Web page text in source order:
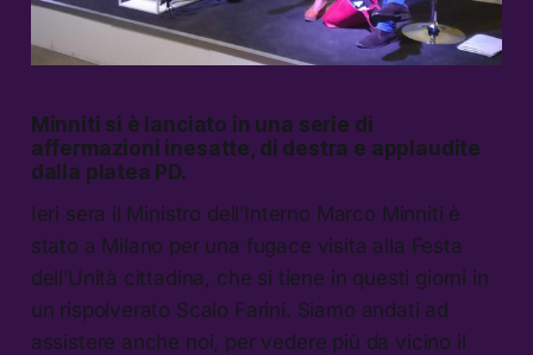
Minniti si è lanciato in una serie di
affermazioni inesatte, di destra e applaudite
dalla platea PD.
Ieri sera il Ministro dell’Interno Marco Minniti è
stato a Milano per una fugace visita alla Festa
dell’Unità cittadina, che si tiene in questi giorni in
un rispolverato Scalo Farini. Siamo andati ad
assistere anche noi, per vedere più da vicino il